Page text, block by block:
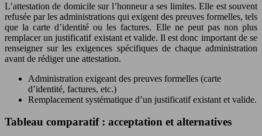
L’attestation de domicile sur l’honneur a ses limites. Elle est souvent
refusée par les administrations qui exigent des preuves formelles, tels
que la carte d’identité ou les factures. Elle ne peut pas non plus
remplacer un justificatif existant et valide. Il est donc important de se
renseigner sur les exigences spécifiques de chaque administration
avant de rédiger une attestation.
Administration exigeant des preuves formelles (carte
d’identité, factures, etc.)
Remplacement systématique d’un justificatif existant et valide.
Tableau comparatif : acceptation et alternatives